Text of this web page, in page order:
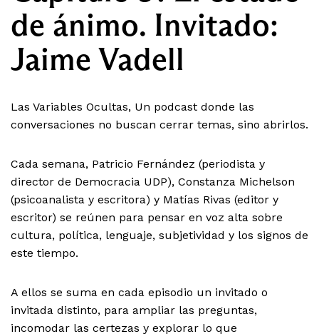
de ánimo. Invitado:
Jaime Vadell
Las Variables Ocultas, Un podcast donde las
conversaciones no buscan cerrar temas, sino abrirlos.
Cada semana, Patricio Fernández (periodista y
director de Democracia UDP), Constanza Michelson
(psicoanalista y escritora) y Matías Rivas (editor y
escritor) se reúnen para pensar en voz alta sobre
cultura, política, lenguaje, subjetividad y los signos de
este tiempo.
A ellos se suma en cada episodio un invitado o
invitada distinto, para ampliar las preguntas,
incomodar las certezas y explorar lo que